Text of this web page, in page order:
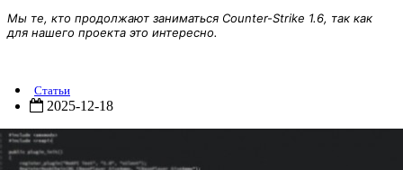
Мы те, кто продолжают заниматься Counter-Strike 1.6, так как
для нашего проекта это интересно.
Статьи
2025-12-18